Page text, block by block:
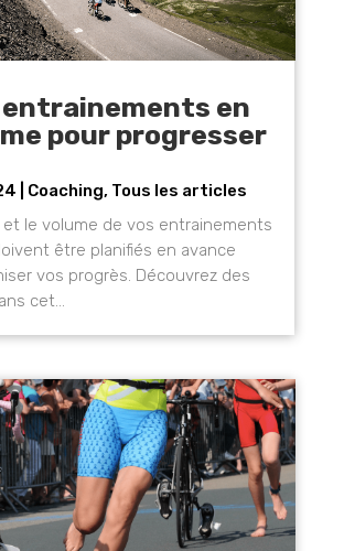
entrainements en
pour progresser
Coaching, Tous les articles
le volume de vos entrainements
être planifiés en avance
vos progrès. Découvrez des
cet...